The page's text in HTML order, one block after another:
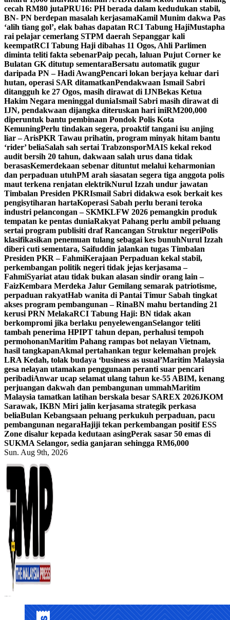
cecah RM80 jutaPRU16: PH berada dalam kedudukan stabil,
BN- PN berdepan masalah kerjasamaKamil Munim dakwa Pas
‘alih tiang gol’, elak bahas dapatan RCI Tabung HajiMustapha
rai pelajar cemerlang STPM daerah Sepanggar kali
keempatRCI Tabung Haji dibahas 11 Ogos, Ahli Parlimen
diminta teliti fakta sebenarPaip pecah, laluan Pujut Corner ke
Bulatan GK ditutup sementaraBersatu automatik gugur
daripada PN – Hadi AwangPencari lokan berjaya keluar dari
hutan, operasi SAR ditamatkanPendakwaan Ismail Sabri
ditangguh ke 27 Ogos, masih dirawat di IJNBekas Ketua
Hakim Negara meninggal duniaIsmail Sabri masih dirawat di
IJN, pendakwaan dijangka diteruskan hari iniRM200,000
diperuntuk bantu pembinaan Pondok Polis Kota
KemuningPerlu tindakan segera, proaktif tangani isu anjing
liar – ArisPKR Tawau prihatin, program minyak hitam bantu
‘rider’ beliaSalah sah sertai TrabzonsporMAIS kekal rekod
audit bersih 20 tahun, dakwaan salah urus dana tidak
berasasKemerdekaan sebenar dituntut melalui keharmonian
dan perpaduan utuhPM arah siasatan segera tiga anggota polis
maut terkena renjatan elektrikNurul Izzah undur jawatan
Timbalan Presiden PKRIsmail Sabri didakwa esok berkait kes
pengisytiharan hartaKoperasi Sabah perlu berani teroka
industri pelancongan – SKMKLFW 2026 pemangkin produk
tempatan ke pentas duniaRakyat Pahang perlu ambil peluang
sertai program publisiti draf Rancangan Struktur negeriPolis
klasifikasikan penemuan tulang sebagai kes bunuhNurul Izzah
diberi cuti sementara, Saifuddin jalankan tugas Timbalan
Presiden PKR – FahmiKerajaan Perpaduan kekal stabil,
perkembangan politik negeri tidak jejas kerjasama –
FahmiSyariat atau tidak bukan alasan sindir orang lain –
FaizKembara Merdeka Jalur Gemilang semarak patriotisme,
perpaduan rakyatHab wanita di Pantai Timur Sabah tingkat
akses program pembangunan – RinaBN mahu bertanding 21
kerusi PRN MelakaRCI Tabung Haji: BN tidak akan
berkompromi jika berlaku penyelewenganSelangor teliti
tambah penerima HPIPT tahun depan, perhalusi tempoh
permohonanMaritim Pahang rampas bot nelayan Vietnam,
hasil tangkapanAkmal pertahankan tegur kelemahan projek
LRA Kedah, tolak budaya ‘business as usual’Maritim Malaysia
gesa nelayan utamakan penggunaan peranti suar pencari
peribadiAnwar ucap selamat ulang tahun ke-55 ABIM, kenang
perjuangan dakwah dan pembangunan ummahMaritim
Malaysia tamatkan latihan berskala besar SAREX 2026JKOM
Sarawak, IKBN Miri jalin kerjasama strategik perkasa
beliaBulan Kebangsaan peluang perkukuh perpaduan, pacu
pembangunan negaraHajiji tekan perkembangan positif ESS
Zone disalur kepada kedutaan asingPerak sasar 50 emas di
SUKMA Selangor, sedia ganjaran sehingga RM6,000
Sun. Aug 9th, 2026